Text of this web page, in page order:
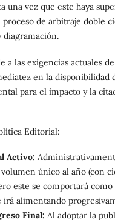
una vez que este haya
de arbitraje doble
diagramación.
a las exigencias actuales
en la disponibilidad
para el impacto y la
Editorial:
Activo:
único al año (con
este se comportará
irá alimentando
Final: Al adoptar la